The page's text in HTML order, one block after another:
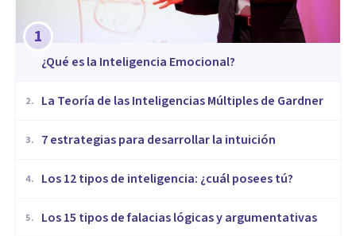
1
¿Qué es la Inteligencia Emocional?
2. La Teoría de las Inteligencias Múltiples de Gardner
3. 7 estrategias para desarrollar la intuición
4. Los 12 tipos de inteligencia: ¿cuál posees tú?
5. Los 15 tipos de falacias lógicas y argumentativas